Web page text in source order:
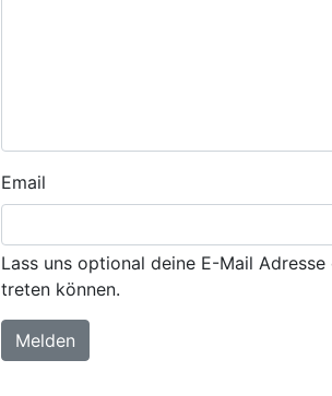
Email
Lass uns optional deine E-Mail
treten können.
Melden